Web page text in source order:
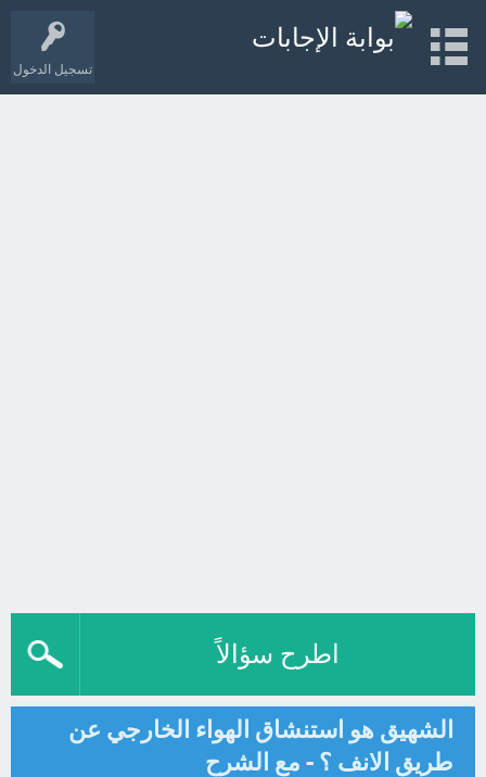
تسجيل الدخول
اطرح سؤالاً
الشهيق هو استنشاق الهواء الخارجي عن
طريق الانف ؟ - مع الشرح